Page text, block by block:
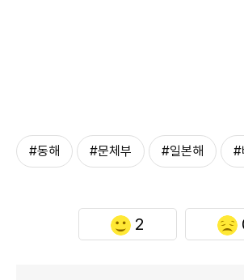
#동해 #문체부 #일본해 #
2